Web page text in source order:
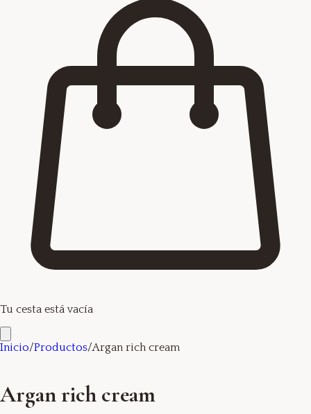
Tu cesta está vacía
Inicio/Productos/Argan rich cream
Argan rich cream